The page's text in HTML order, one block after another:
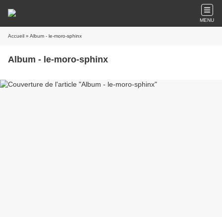
MENU
Accueil » Album - le-moro-sphinx
Album - le-moro-sphinx